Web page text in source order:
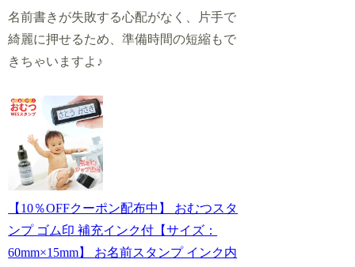
名前書きが失敗する心配がなく、片手で
綺麗に押せるため、準備時間の短縮もで
きちゃいますよ♪
【10％OFFクーポン配布中】 おむつスタ
ンプ ゴム印 補充インク付【サイズ：
60mm×15mm】 お名前スタンプ インク内